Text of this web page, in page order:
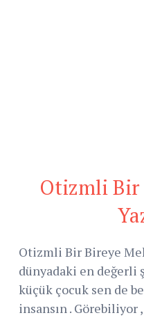
Otizmli Bir
Otizmli Bir Bireye
dünyadaki en değerli
küçük çocuk sen de
insansın .